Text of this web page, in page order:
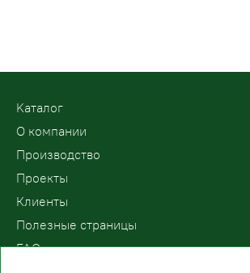
Kаталог
О компании
Производство
Проекты
Клиенты
Полезные страницы
FAQ